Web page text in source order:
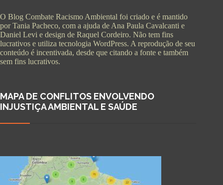
O Blog Combate Racismo Ambiental foi criado e é mantido
por Tania Pacheco, com a ajuda de Ana Paula Cavalcanti e
Daniel Levi e design de Raquel Cordeiro. Não tem fins
lucrativos e utiliza tecnologia WordPress. A reprodução de seu
conteúdo é incentivada, desde que citando a fonte e também
sem fins lucrativos.
MAPA DE CONFLITOS ENVOLVENDO
INJUSTIÇA AMBIENTAL E SAÚDE